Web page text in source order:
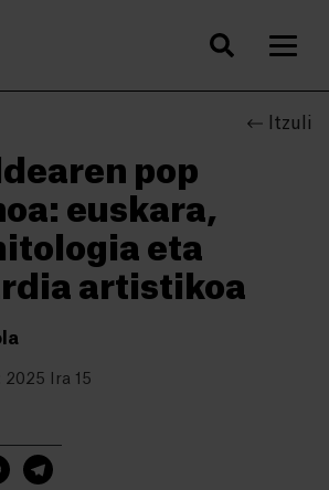
Itzuli
pop
euskara,
eta
artistikoa
2025 Ira 15